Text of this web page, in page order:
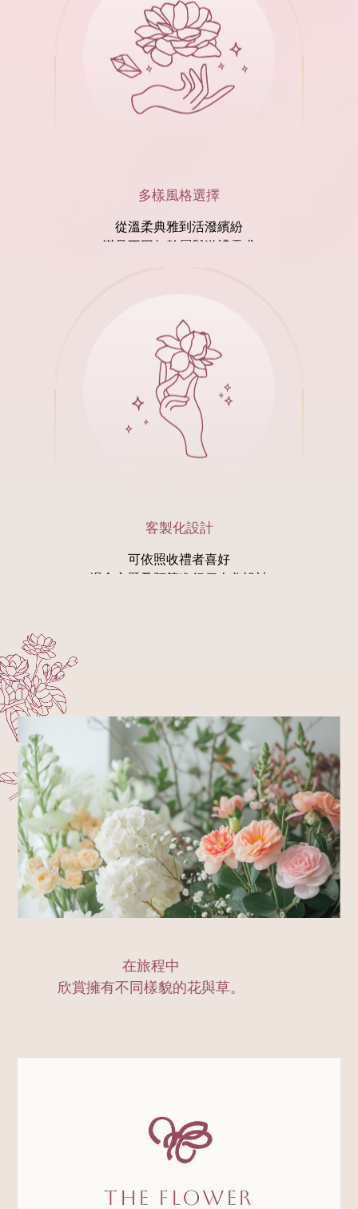
多樣風格選擇
從溫柔典雅到活潑繽紛
滿足不同年齡層與送禮需求
客製化設計
可依照收禮者喜好
場合主題及預算進行個人化設計
在旅程中
欣賞擁有不同樣貌的花與草。
The Flower